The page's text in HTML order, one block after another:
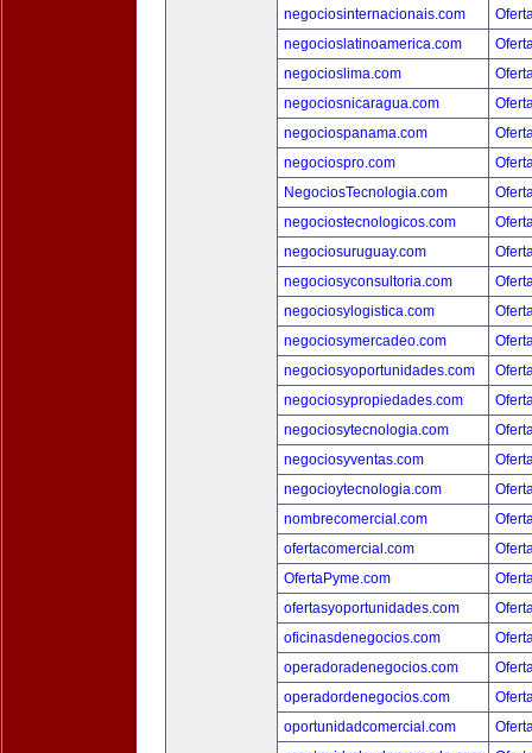
negociosinternacionais.com
negocioslatinoamerica.com
negocioslima.com
negociosnicaragua.com
negociospanama.com
negociospro.com
NegociosTecnologia.com
negociostecnologicos.com
negociosuruguay.com
negociosyconsultoria.com
negociosylogistica.com
negociosymercadeo.com
negociosyoportunidades.com
negociosypropiedades.com
negociosytecnologia.com
negociosyventas.com
negocioytecnologia.com
nombrecomercial.com
ofertacomercial.com
OfertaPyme.com
ofertasyoportunidades.com
oficinasdenegocios.com
operadoradenegocios.com
operadordenegocios.com
oportunidadcomercial.com